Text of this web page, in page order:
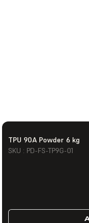
TPU 90A Powder 6 kg
SKU : PD-FS-TP9G-01